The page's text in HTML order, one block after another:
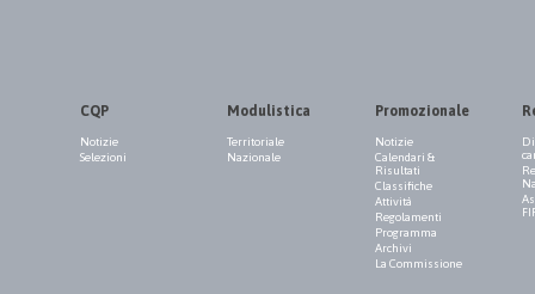
CQP
Notizie
Selezioni
Modulistica
Territoriale
Nazionale
Promozionale
Notizie
Calendari &
Risultati
Classifiche
Attività
Regolamenti
Programma
Archivi
La Commissione